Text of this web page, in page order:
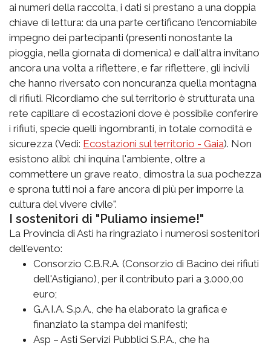
ai numeri della raccolta, i dati si prestano a una doppia
chiave di lettura: da una parte certificano l'encomiabile
impegno dei partecipanti (presenti nonostante la
pioggia, nella giornata di domenica) e dall'altra invitano
ancora una volta a riflettere, e far riflettere, gli incivili
che hanno riversato con noncuranza quella montagna
di rifiuti. Ricordiamo che sul territorio è strutturata una
rete capillare di ecostazioni dove è possibile conferire
i rifiuti, specie quelli ingombranti, in totale comodità e
sicurezza (Vedi: Ecostazioni sul territorio - Gaia). Non
esistono alibi: chi inquina l'ambiente, oltre a
commettere un grave reato, dimostra la sua pochezza
e sprona tutti noi a fare ancora di più per imporre la
cultura del vivere civile".
I sostenitori di "Puliamo insieme!"
La Provincia di Asti ha ringraziato i numerosi sostenitori
dell'evento:
Consorzio C.B.R.A. (Consorzio di Bacino dei rifiuti
dell'Astigiano), per il contributo pari a 3.000,00
euro;
G.A.I.A. S.p.A., che ha elaborato la grafica e
finanziato la stampa dei manifesti;
Asp – Asti Servizi Pubblici S.P.A., che ha